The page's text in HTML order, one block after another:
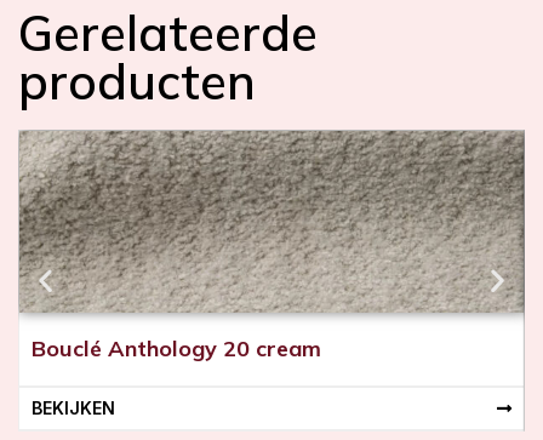
e
m
i
d
d
e
n
Gerelateerde
producten
Bouclé Anthology 20 cream
BEKIJKEN